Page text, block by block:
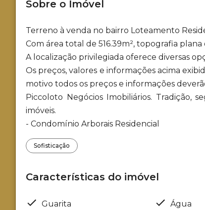
Sobre o Imóvel
Terreno à venda no bairro Loteamento
Com área total de 516.39m², topografia
A localização privilegiada oferece diversas
Os preços, valores e informações acima
motivo todos os preços e informações
Piccoloto Negócios Imobiliários. Tradição,
imóveis.
- Condomínio Arborais Residencial
Sofisticação
Características do imóvel
Guarita Água